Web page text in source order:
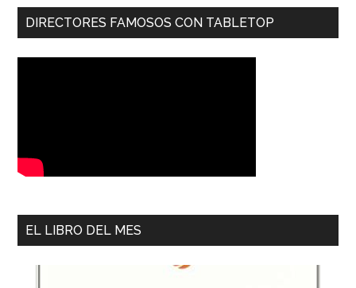
DIRECTORES FAMOSOS CON TABLETOP
EL LIBRO DEL MES